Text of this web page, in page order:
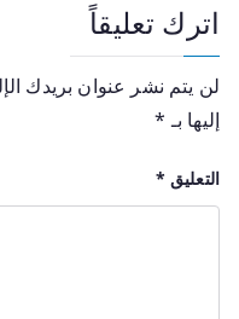
اترك تعليقاً
لن يتم نشر عنوان بريدك
إليها بـ *
التعليق *